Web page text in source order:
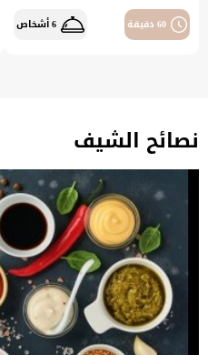
60 دقيقة 6 أشخاص
نصائح الشيف